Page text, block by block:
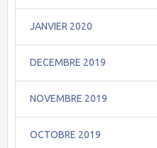
JANVIER 2020
DECEMBRE 2019
NOVEMBRE 2019
OCTOBRE 2019